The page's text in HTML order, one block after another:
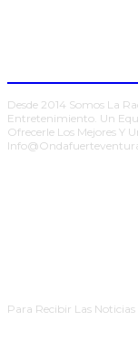
Desde 2014 Somos La
Entretenimiento. Un
Ofrecerle Los Mejores Y
Para Recibir Las